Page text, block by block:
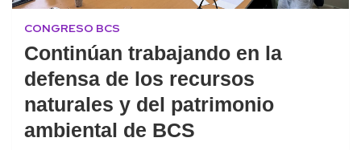
CONGRESO BCS
Continúan trabajando en la
defensa de los recursos
naturales y del patrimonio
ambiental de BCS